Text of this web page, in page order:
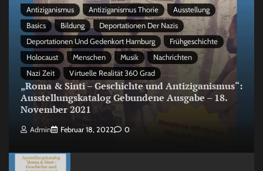
Antiziganismus Antiziganismus Thorie
Ausstellung
Basics
Bildung
Deportationen Der Nazis
Deportationen Und Gedenkort Hamburg
Frühgeschichte
Holocaust
Menschen Musik
Nachrichten
Nazi Zeit
Virtuelle Realität 360 Grad
„Roma & Sinti – Geschichte und Antiziganismus“:
Ausstellungskatalog Gebundene Ausgabe – 18.
November 2021
Admin Februar 18, 2022 0